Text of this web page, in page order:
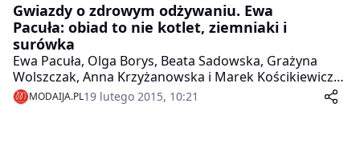
Gwiazdy o zdrowym odżywaniu. Ewa
Pacuła: obiad to nie kotlet, ziemniaki i
surówka
Ewa Pacuła, Olga Borys, Beata Sadowska, Grażyna
Wolszczak, Anna Krzyżanowska i Marek Kościkiewicz
deklarują, że na co dzień starają się zdrowo odżywiać i
układają swoje menu w zależności od potrzeb
MODAIJA.PL19 lutego 2015, 10:21